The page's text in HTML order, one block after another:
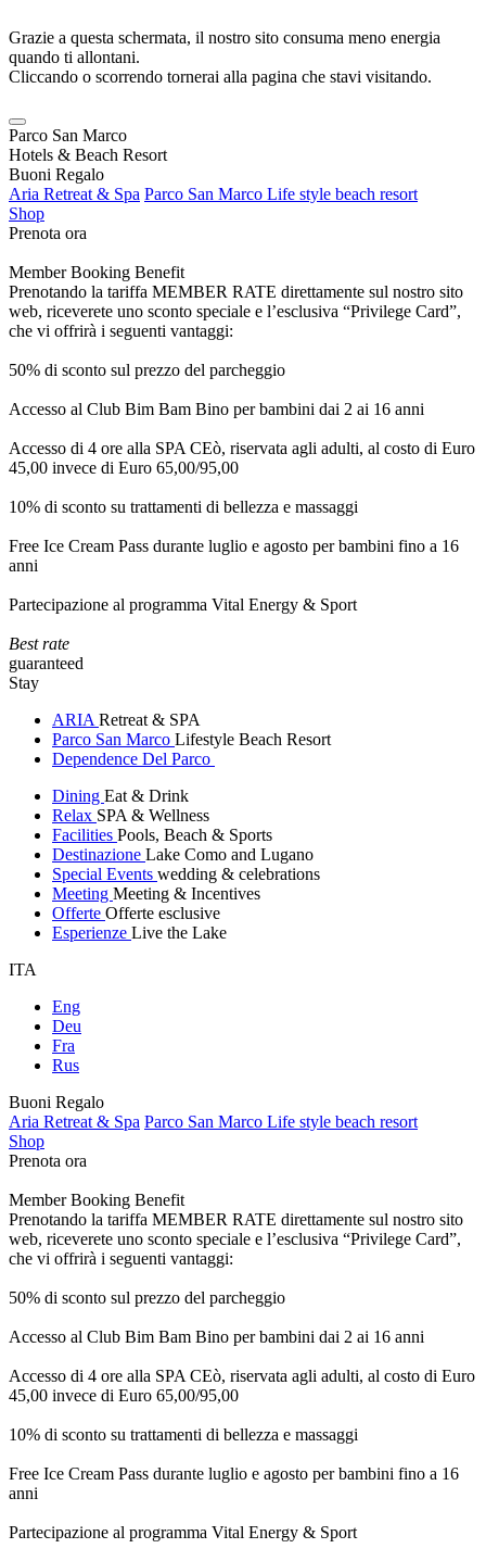
Grazie a questa schermata, il nostro sito consuma meno energia
quando ti allontani.
Cliccando o scorrendo tornerai alla pagina che stavi visitando.
Parco San Marco
Hotels & Beach Resort
Buoni Regalo
Aria Retreat & Spa Parco San Marco Life style beach resort
Shop
Prenota ora
Member Booking Benefit
Prenotando la tariffa MEMBER RATE direttamente sul nostro sito
web, riceverete uno sconto speciale e l’esclusiva “Privilege Card”,
che vi offrirà i seguenti vantaggi:
50% di sconto sul prezzo del parcheggio
Accesso al Club Bim Bam Bino per bambini dai 2 ai 16 anni
Accesso di 4 ore alla SPA CEò, riservata agli adulti, al costo di Euro
45,00 invece di Euro 65,00/95,00
10% di sconto su trattamenti di bellezza e massaggi
Free Ice Cream Pass durante luglio e agosto per bambini fino a 16
anni
Partecipazione al programma Vital Energy & Sport
Best rate
guaranteed
Stay
ARIA Retreat & SPA
Parco San Marco Lifestyle Beach Resort
Dependence Del Parco
Dining Eat & Drink
Relax SPA & Wellness
Facilities Pools, Beach & Sports
Destinazione Lake Como and Lugano
Special Events wedding & celebrations
Meeting Meeting & Incentives
Offerte Offerte esclusive
Esperienze Live the Lake
ITA
Eng
Deu
Fra
Rus
Buoni Regalo
Aria Retreat & Spa Parco San Marco Life style beach resort
Shop
Prenota ora
Member Booking Benefit
Prenotando la tariffa MEMBER RATE direttamente sul nostro sito
web, riceverete uno sconto speciale e l’esclusiva “Privilege Card”,
che vi offrirà i seguenti vantaggi:
50% di sconto sul prezzo del parcheggio
Accesso al Club Bim Bam Bino per bambini dai 2 ai 16 anni
Accesso di 4 ore alla SPA CEò, riservata agli adulti, al costo di Euro
45,00 invece di Euro 65,00/95,00
10% di sconto su trattamenti di bellezza e massaggi
Free Ice Cream Pass durante luglio e agosto per bambini fino a 16
anni
Partecipazione al programma Vital Energy & Sport